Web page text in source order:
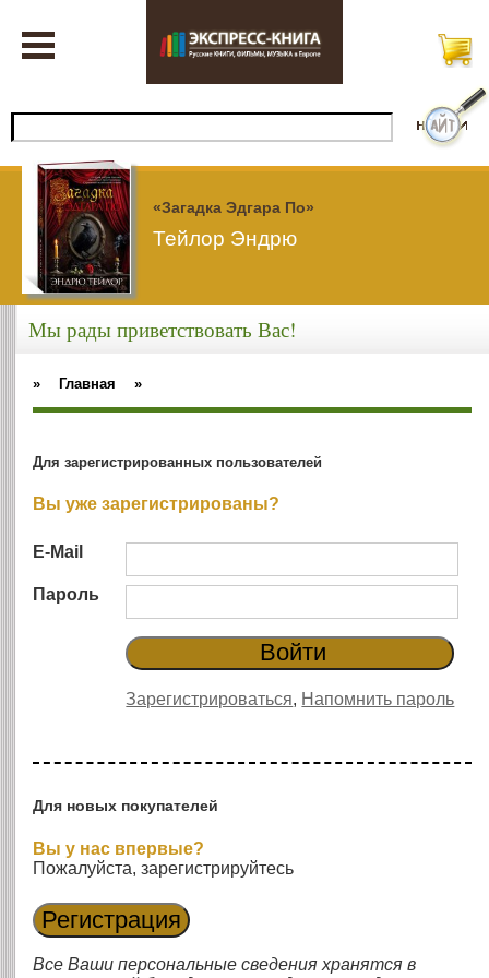
«Загадка Эдгара По»
Тейлор Эндрю
Мы рады приветствовать Вас!
» Главная »
Для зарегистрированных пользователей
Вы уже зарегистрированы?
E-Mail
Пароль
Зарегистрироваться, Напомнить пароль
Для новых покупателей
Вы у нас впервые?
Пожалуйста, зарегистрируйтесь
Все Ваши персональные сведения хранятся в